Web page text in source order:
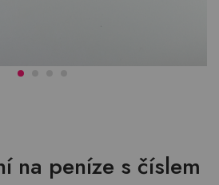
na peníze s číslem